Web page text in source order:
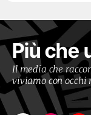
Più che
Il media che
viviamo con occhi